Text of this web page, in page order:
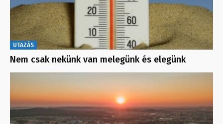
UTAZÁS
Nem csak nekünk van melegünk és elegünk